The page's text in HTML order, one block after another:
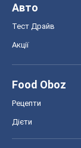
Авто
Тест Драйв
Акції
Food Oboz
Рецепти
Дієти